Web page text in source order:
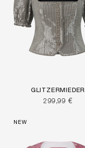
GLITZERMIEDER
299,99 €
NEW